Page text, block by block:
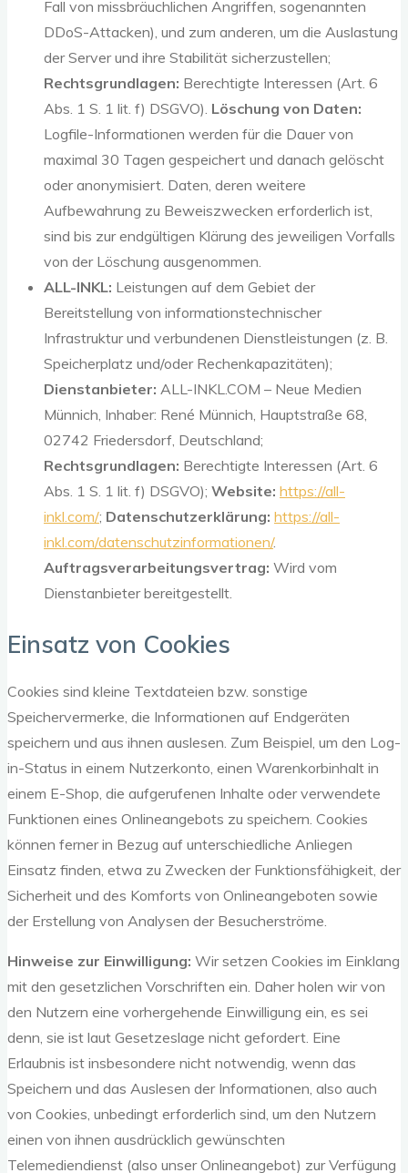
Fall von missbräuchlichen Angriffen, sogenannten
DDoS-Attacken), und zum anderen, um die Auslastung
der Server und ihre Stabilität sicherzustellen;
Rechtsgrundlagen: Berechtigte Interessen (Art. 6
Abs. 1 S. 1 lit. f) DSGVO). Löschung von Daten:
Logfile-Informationen werden für die Dauer von
maximal 30 Tagen gespeichert und danach gelöscht
oder anonymisiert. Daten, deren weitere
Aufbewahrung zu Beweiszwecken erforderlich ist,
sind bis zur endgültigen Klärung des jeweiligen Vorfalls
von der Löschung ausgenommen.
ALL-INKL: Leistungen auf dem Gebiet der
Bereitstellung von informationstechnischer
Infrastruktur und verbundenen Dienstleistungen (z. B.
Speicherplatz und/oder Rechenkapazitäten);
Dienstanbieter: ALL-INKL.COM – Neue Medien
Münnich, Inhaber: René Münnich, Hauptstraße 68,
02742 Friedersdorf, Deutschland;
Rechtsgrundlagen: Berechtigte Interessen (Art. 6
Abs. 1 S. 1 lit. f) DSGVO); Website: https://all-
inkl.com/; Datenschutzerklärung: https://all-
inkl.com/datenschutzinformationen/.
Auftragsverarbeitungsvertrag: Wird vom
Dienstanbieter bereitgestellt.
Einsatz von Cookies
Cookies sind kleine Textdateien bzw. sonstige
Speichervermerke, die Informationen auf Endgeräten
speichern und aus ihnen auslesen. Zum Beispiel, um den Log-
in-Status in einem Nutzerkonto, einen Warenkorbinhalt in
einem E-Shop, die aufgerufenen Inhalte oder verwendete
Funktionen eines Onlineangebots zu speichern. Cookies
können ferner in Bezug auf unterschiedliche Anliegen
Einsatz finden, etwa zu Zwecken der Funktionsfähigkeit, der
Sicherheit und des Komforts von Onlineangeboten sowie
der Erstellung von Analysen der Besucherströme.
Hinweise zur Einwilligung: Wir setzen Cookies im Einklang
mit den gesetzlichen Vorschriften ein. Daher holen wir von
den Nutzern eine vorhergehende Einwilligung ein, es sei
denn, sie ist laut Gesetzeslage nicht gefordert. Eine
Erlaubnis ist insbesondere nicht notwendig, wenn das
Speichern und das Auslesen der Informationen, also auch
von Cookies, unbedingt erforderlich sind, um den Nutzern
einen von ihnen ausdrücklich gewünschten
Telemediendienst (also unser Onlineangebot) zur Verfügung